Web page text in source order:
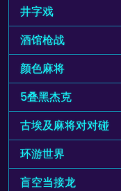
井字戏
酒馆枪战
颜色麻将
5叠黑杰克
古埃及麻将对对碰
环游世界
盲空当接龙